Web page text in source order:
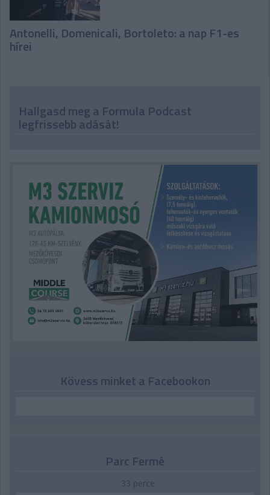
Antonelli, Domenicali, Bortoleto: a nap F1-es
hírei
Hallgasd meg a Formula Podcast
legfrissebb adását!
Kövess minket a Facebookon
Parc Fermé
33 perce